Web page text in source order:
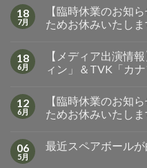
18
7月
【臨時休業のお知
ためお休みいたしま
18
6月
【メディア出演情
ィン」＆TVK「カ
12
6月
【臨時休業のお知
ためお休みいたしま
06
5月
最近スペアボール